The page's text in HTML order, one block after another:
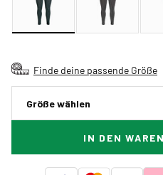
Finde deine passende Größe
Größe wählen
IN DEN